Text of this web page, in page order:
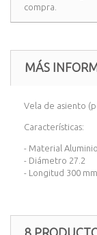
compra.
MÁS
Vela de asiento
Características:
- Material Aluminio
- Diámetro 27.2
- Longitud 300 mm
8